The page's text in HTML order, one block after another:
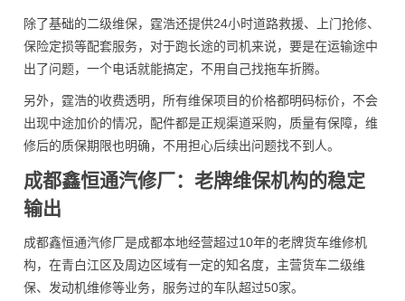
除了基础的二级维保，霆浩还提供24小时道路救援、上门抢修、
保险定损等配套服务，对于跑长途的司机来说，要是在运输途中
出了问题，一个电话就能搞定，不用自己找拖车折腾。
另外，霆浩的收费透明，所有维保项目的价格都明码标价，不会
出现中途加价的情况，配件都是正规渠道采购，质量有保障，维
修后的质保期限也明确，不用担心后续出问题找不到人。
成都鑫恒通汽修厂：老牌维保机构的稳定
输出
成都鑫恒通汽修厂是成都本地经营超过10年的老牌货车维修机
构，在青白江区及周边区域有一定的知名度，主营货车二级维
保、发动机维修等业务，服务过的车队超过50家。